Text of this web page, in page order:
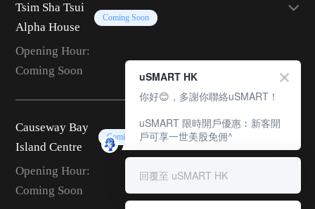
Tsim Sha Tsui
Alpha House
Coming Soon
Opening Hour:
Coming Soon
Causeway Bay
Island Centre
Coming Soon
Opening Hour:
Coming Soon
uSMART HK
你好😊，多謝你聯絡uSMART！
uSMART 限時開戶優惠︰新客開
戶可享一世美股免佣^
回覆至 uSMART HK